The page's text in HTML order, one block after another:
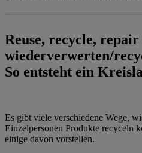
Reuse, recycle,
wiederverwerten/
So entsteht ein
Es gibt viele verschiedene Wege,
Einzelpersonen Produkte recyceln
einige davon vorstellen.